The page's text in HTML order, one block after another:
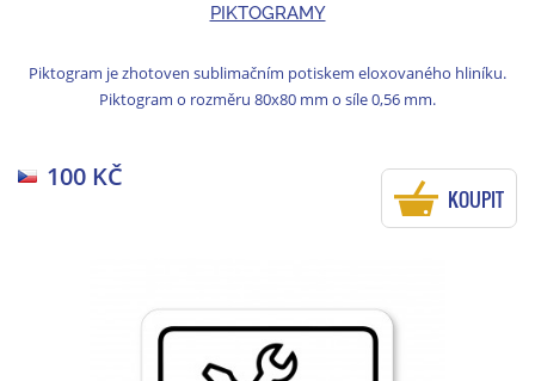
PIKTOGRAMY
Piktogram je zhotoven sublimačním potiskem eloxovaného hliníku.
Piktogram o rozměru 80x80 mm o síle 0,56 mm.
100 KČ
KOUPIT